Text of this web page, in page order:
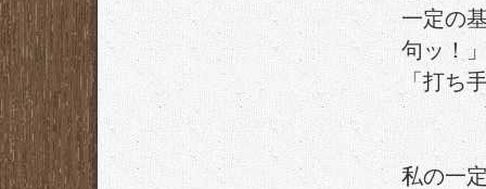
一定の
句ッ！
「打ち
私の一